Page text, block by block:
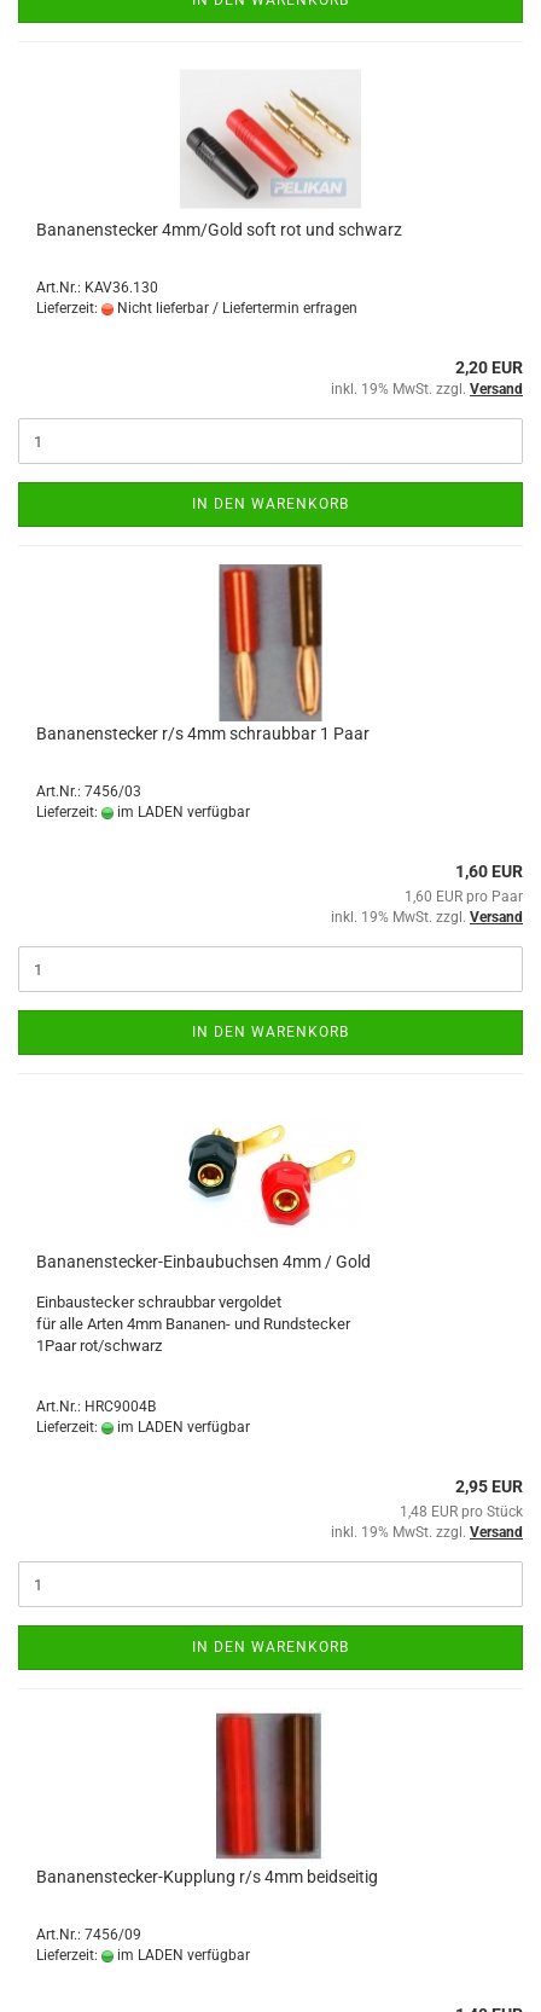
Bananenstecker 4mm/Gold soft rot und schwarz
Art.Nr.: KAV36.130
Lieferzeit:
Nicht lieferbar / Liefertermin erfragen
2,20 EUR
inkl. 19% MwSt. zzgl. Versand
IN DEN WARENKORB
Bananenstecker r/s 4mm schraubbar 1 Paar
Art.Nr.: 7456/03
Lieferzeit:
im LADEN verfügbar
1,60 EUR
1,60 EUR pro Paar
inkl. 19% MwSt. zzgl. Versand
IN DEN WARENKORB
Bananenstecker-Einbaubuchsen 4mm / Gold
Einbaustecker schraubbar vergoldet
für alle Arten 4mm Bananen- und Rundstecker
1Paar rot/schwarz
Art.Nr.: HRC9004B
Lieferzeit:
im LADEN verfügbar
2,95 EUR
1,48 EUR pro Stück
inkl. 19% MwSt. zzgl. Versand
IN DEN WARENKORB
Bananenstecker-Kupplung r/s 4mm beidseitig
Art.Nr.: 7456/09
Lieferzeit:
im LADEN verfügbar